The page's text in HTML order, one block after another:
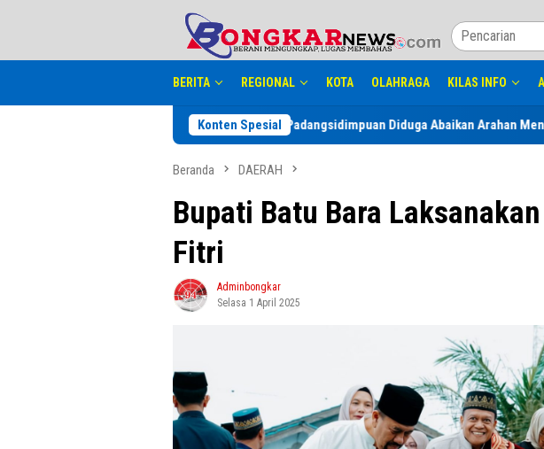
BERITA REGIONAL KOTA OLAHRAGA KILAS INFO
Konten Spesial
Pemko Padangsidimpuan Diduga Abaikan Arahan Mendagri Terkait TKD
Beranda DAERAH
Bupati Batu Bara
Fitri
Adminbongkar
Selasa 1 April 2025